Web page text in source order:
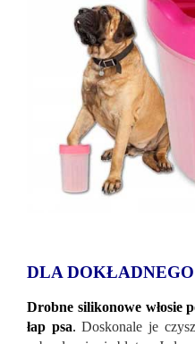
DLA
Drobne silikonowe włosie
łap psa. Doskonale je